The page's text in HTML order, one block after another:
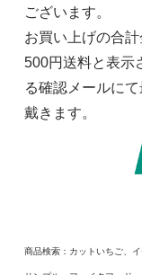
ございます。
お買い上げの合
500円送料と表示
る確認メールに
戴きます。
商品検索：カットいちご、